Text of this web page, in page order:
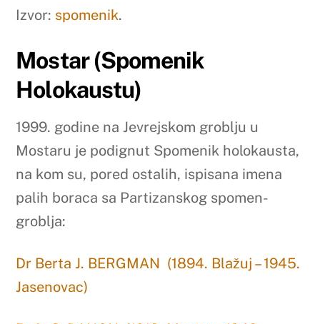
Izvor: spomenik.
Mostar (Spomenik
Holokaustu)
1999. godine na Jevrejskom groblju u
Mostaru je podignut Spomenik holokausta,
na kom su, pored ostalih, ispisana imena
palih boraca sa Partizanskog spomen-
groblja:
Dr Berta J. BERGMAN (1894. Blažuj – 1945.
Jasenovac)